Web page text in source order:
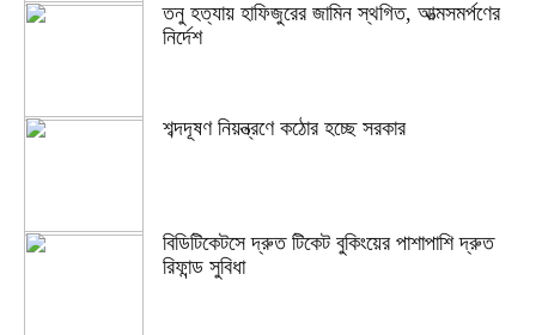
তনু হত্যায় হাফিজুরের জামিন স্থগিত, আত্মসমর্পণের
নির্দেশ
শব্দদূষণ নিয়ন্ত্রণে কঠোর হচ্ছে সরকার
বিডিটিকেটসে দ্রুত টিকেট বুকিংয়ের পাশাপাশি দ্রুত
রিফান্ড সুবিধা